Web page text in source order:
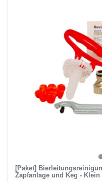
[Paket]
Zapfanlage und Keg -